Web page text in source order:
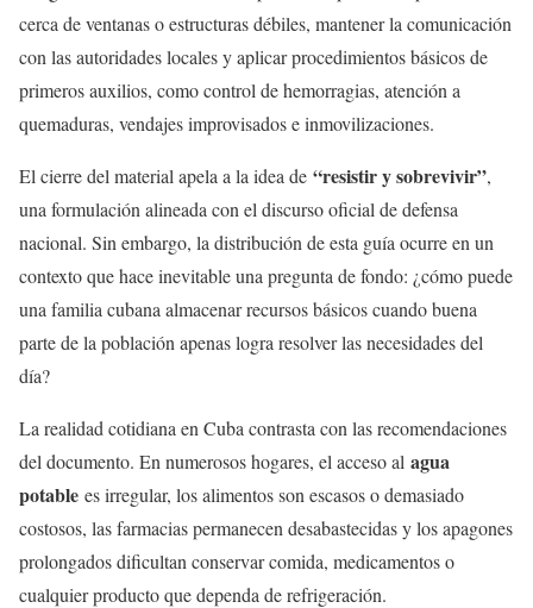
cerca de ventanas o estructuras débiles, mantener la comunicación
con las autoridades locales y aplicar procedimientos básicos de
primeros auxilios, como control de hemorragias, atención a
quemaduras, vendajes improvisados e inmovilizaciones.
El cierre del material apela a la idea de “resistir y sobrevivir”,
una formulación alineada con el discurso oficial de defensa
nacional. Sin embargo, la distribución de esta guía ocurre en un
contexto que hace inevitable una pregunta de fondo: ¿cómo puede
una familia cubana almacenar recursos básicos cuando buena
parte de la población apenas logra resolver las necesidades del
día?
La realidad cotidiana en Cuba contrasta con las recomendaciones
del documento. En numerosos hogares, el acceso al agua
potable es irregular, los alimentos son escasos o demasiado
costosos, las farmacias permanecen desabastecidas y los apagones
prolongados dificultan conservar comida, medicamentos o
cualquier producto que dependa de refrigeración.